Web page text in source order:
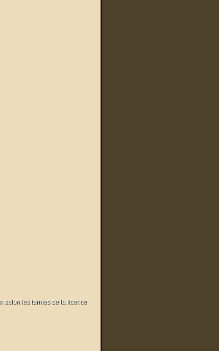
selon les termes de la licence